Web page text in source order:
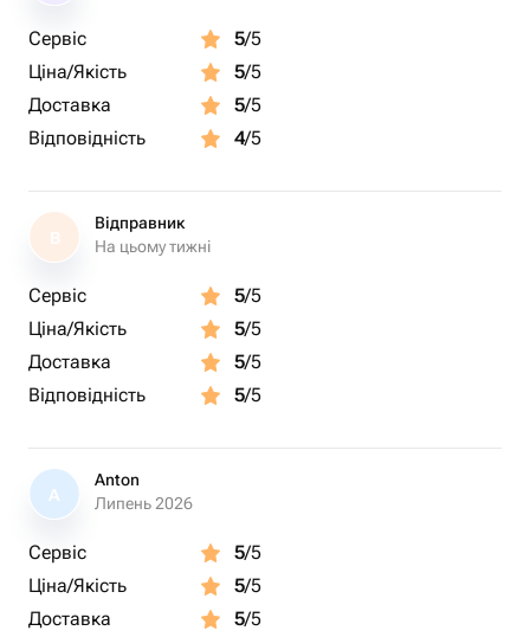
Сервіс 5/5
Ціна/Якість
5/5
Доставка
5/5
Відповідність
4/5
В
Відправник
На цьому тижні
Сервіс 5/5
Ціна/Якість
5/5
Доставка
5/5
Відповідність
5/5
A
Anton
Липень 2026
Сервіс 5/5
Ціна/Якість
5/5
Доставка
5/5